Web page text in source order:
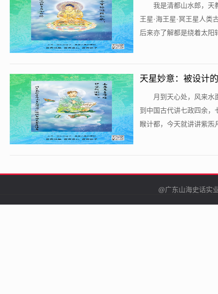
我是清都山水郎，天
王星·海王星·冥王星人
后来亦了解都是绕着太阳
天星妙意：被设计
月到天心处，风来水
到中国古代讲七政四余，
睺计都，今天就讲讲紫
@广东山海史话实